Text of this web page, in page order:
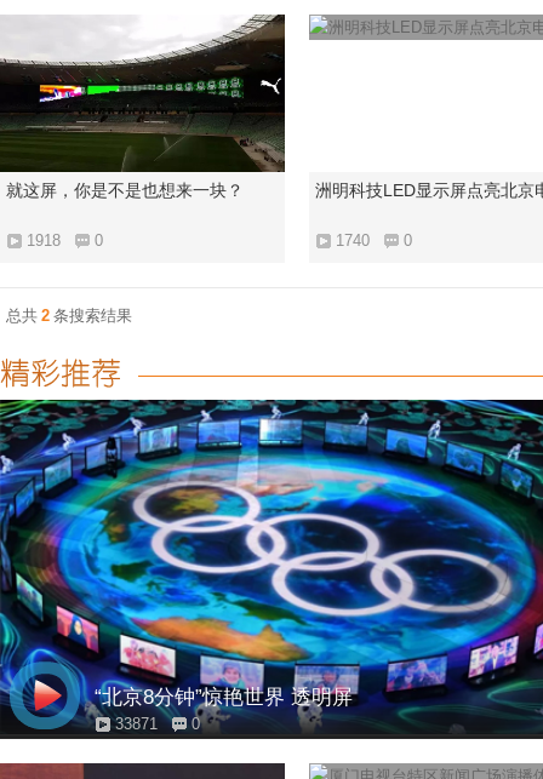
就这屏，你是不是也想来一块？
1918 0
洲明科技LED显示屏点亮北京
1740 0
总共 2 条搜索结果
“北京8分钟”惊艳世界 透明屏
33871 0